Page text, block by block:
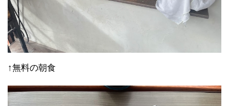
↑無料の朝食